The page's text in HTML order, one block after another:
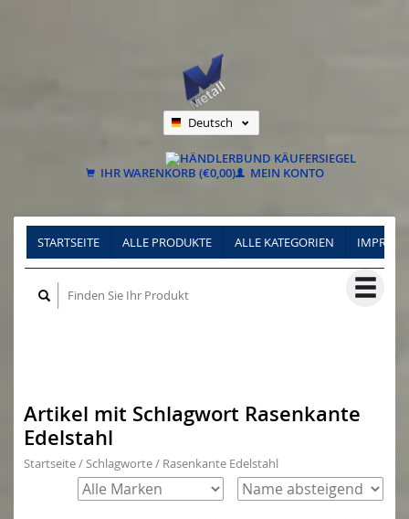
Deutsch
Français
IHR WARENKORB (€0,00) MEIN KONTO
STARTSEITE ALLE PRODUKTE ALLE KATEGORIEN
Artikel mit Schlagwort Rasenkante
Edelstahl
Startseite/Schlagworte/ Rasenkante Edelstahl